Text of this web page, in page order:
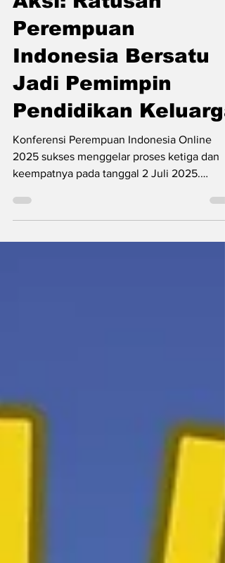
Air Mata, Doa, dan
Aksi: Ratusan
Perempuan
Indonesia Bersatu
Jadi Pemimpin
Pendidikan
Konferensi Perempuan Indonesia Online
2025 sukses menggelar proses ketiga dan